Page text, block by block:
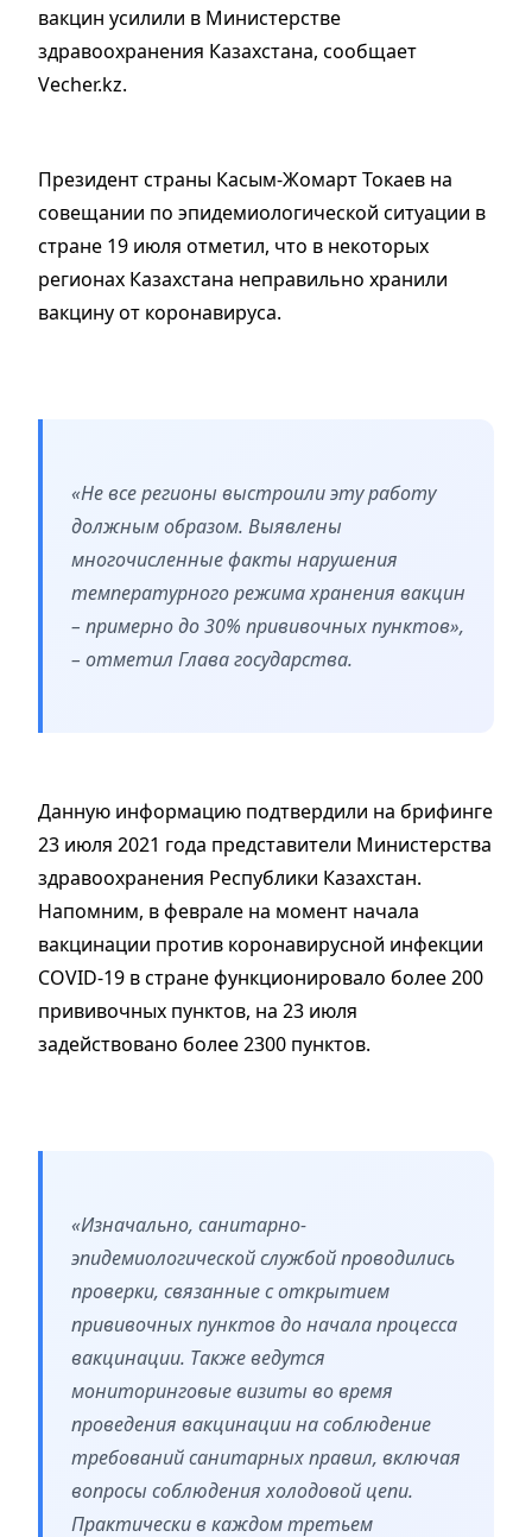
вакцин усилили в Министерстве
здравоохранения Казахстана, сообщает
Vecher.kz.
Президент страны Касым-Жомарт Токаев на
совещании по эпидемиологической ситуации в
стране 19 июля отметил, что в некоторых
регионах Казахстана неправильно хранили
вакцину от коронавируса.
«Не все регионы выстроили эту работу
должным образом. Выявлены
многочисленные факты нарушения
температурного режима хранения вакцин
– примерно до 30% прививочных пунктов»,
– отметил Глава государства.
Данную информацию подтвердили на брифинге
23 июля 2021 года представители Министерства
здравоохранения Республики Казахстан.
Напомним, в феврале на момент начала
вакцинации против коронавирусной инфекции
COVID-19 в стране функционировало более 200
прививочных пунктов, на 23 июля
задействовано более 2300 пунктов.
«Изначально, санитарно-
эпидемиологической службой проводились
проверки, связанные с открытием
прививочных пунктов до начала процесса
вакцинации. Также ведутся
мониторинговые визиты во время
проведения вакцинации на соблюдение
требований санитарных правил, включая
вопросы соблюдения холодовой цепи.
Практически в каждом третьем